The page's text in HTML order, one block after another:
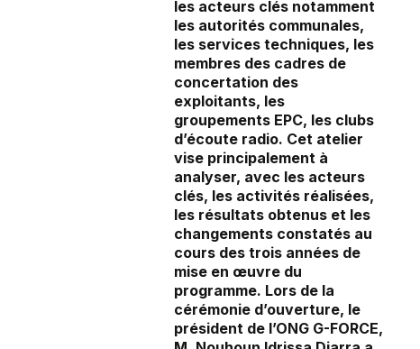
les acteurs clés notamment
les autorités communales,
les services techniques, les
membres des cadres de
concertation des
exploitants, les
groupements EPC, les clubs
d’écoute radio. Cet atelier
vise principalement à
analyser, avec les acteurs
clés, les activités réalisées,
les résultats obtenus et les
changements constatés au
cours des trois années de
mise en œuvre du
programme. Lors de la
cérémonie d’ouverture, le
président de l’ONG G-FORCE,